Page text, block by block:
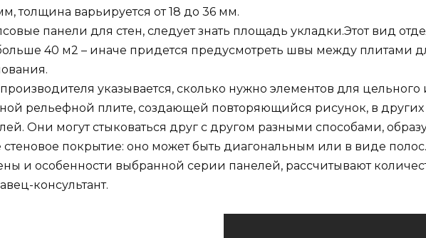
толщина варьируется от 18 до 36 мм.
панели для стен, следует знать площадь укладки.Этот вид
40 м2 – иначе придется предусмотреть швы между плитами
указывается, сколько нужно элементов для
рельефной плите, создающей повторяющийся рисунок, в других
Они могут стыковаться друг с другом разными способами,
стеновое покрытие: оно может быть диагональным или в виде полос.
и особенности выбранной серии панелей, рассчитывают
консультант.